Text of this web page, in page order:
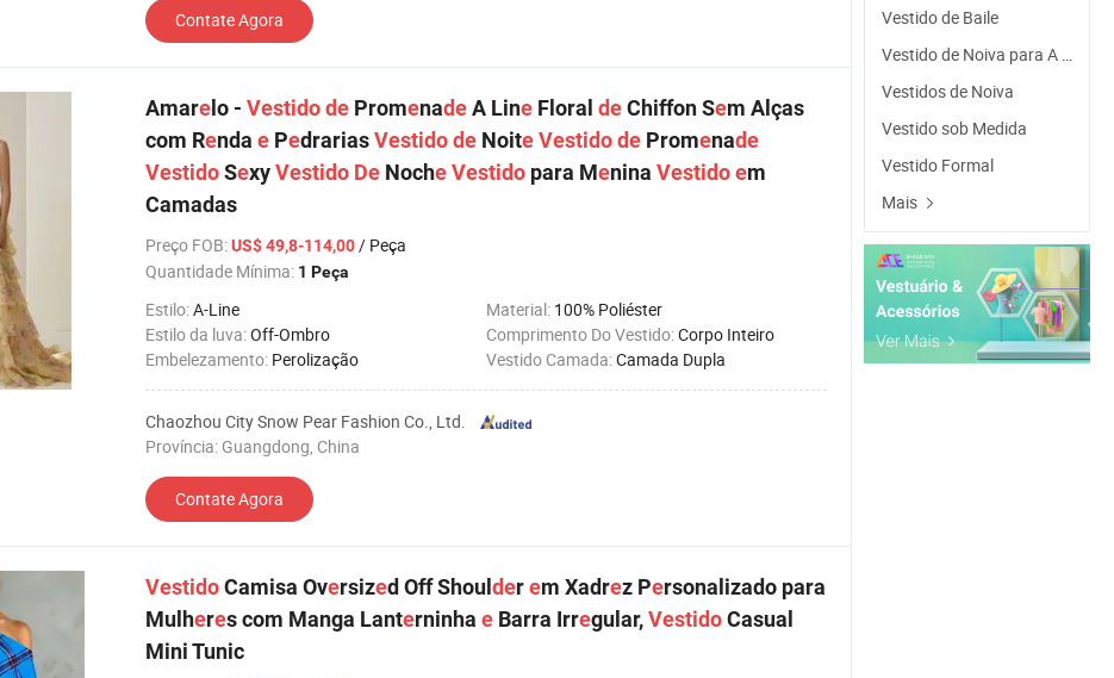
Contate Agora
Amare lo - Vestidode PromenadeA Line Floral deChiffon Sem Alças
com Renda e PedrariasVestidode NoiteVestidode Promenade
VestidoSexyVestido De NocheVestido para Menina Vestidoem
Camadas
Preço FOB:US$ 49,8-114,00/ Peça
Quantidade Mínima: 1 Peça
Estilo:A-Line Material: 100% Poliéster
Estilo da luva:Off-Ombro Comprimento Do Vestido:Corpo Inteiro
Embelezamento: Perolização Vestido Camada:Camada Dupla
Chaozhou City Snow Pear Fashion Co., Ltd.
Província: Guangdong, China
Contate Agora
VestidoCamisa Oversized Off Shoul derem Xadrez Personalizado para
Mulheres com Manga Lanterninha e Barra Irregular,VestidoCasual
Mini Tunic
Vestido de Baile
Vestido de Noiva para A Noite
Vestidos de Noiva
Vestido sob Medida
Vestido Formal
Mais